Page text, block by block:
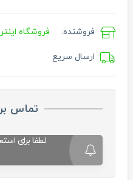
فروشنده: فروشگاه
ارسال سریع
تماس
لطفا برای